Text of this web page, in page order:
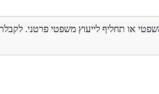
או תחליף לייעוץ משפטי פרטני.